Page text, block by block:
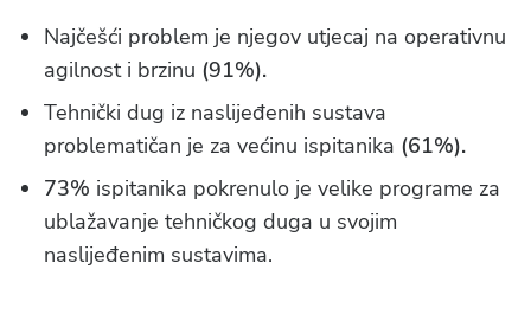
Najčešći problem je njegov utjecaj na operativnu
agilnost i brzinu (91%).
Tehnički dug iz naslijeđenih sustava
problematičan je za većinu ispitanika (61%).
73% ispitanika pokrenulo je velike programe za
ublažavanje tehničkog duga u svojim
naslijeđenim sustavima.